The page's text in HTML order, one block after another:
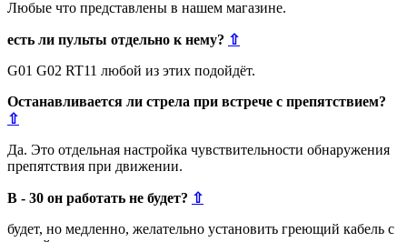
Любые что представлены в нашем магазине.
есть ли пульты отдельно к нему? ⇧
G01 G02 RT11 любой из этих подойдёт.
Останавливается ли стрела при встрече с препятствием?
⇧
Да. Это отдельная настройка чувствительности обнаружения
препятствия при движении.
В - 30 он работать не будет? ⇧
будет, но медленно, желательно установить греющий кабель с